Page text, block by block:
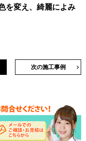
を変え、綺麗によみ
次の施工事例